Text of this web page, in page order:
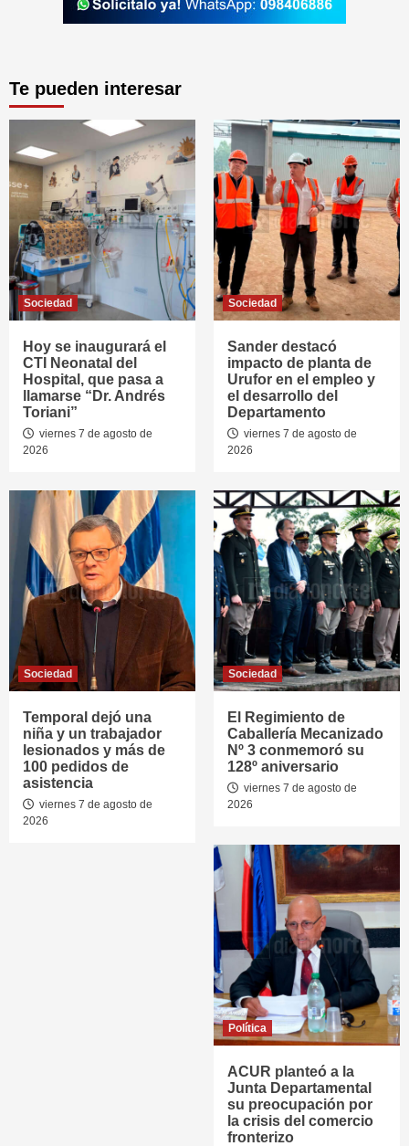
Te pueden interesar
Sociedad
Hoy se inaugurará el
CTI Neonatal del
Hospital, que pasa a
llamarse “Dr. Andrés
Toriani”
viernes 7 de agosto de
2026
Sociedad
Sander destacó
impacto de planta de
Urufor en el empleo y
el desarrollo del
Departamento
viernes 7 de agosto de
2026
Sociedad
Temporal dejó una
niña y un trabajador
lesionados y más de
100 pedidos de
asistencia
viernes 7 de agosto de
2026
Sociedad
El Regimiento de
Caballería Mecanizado
Nº 3 conmemoró su
128º aniversario
viernes 7 de agosto de
2026
Política
ACUR planteó a la
Junta Departamental
su preocupación por
la crisis del comercio
fronterizo